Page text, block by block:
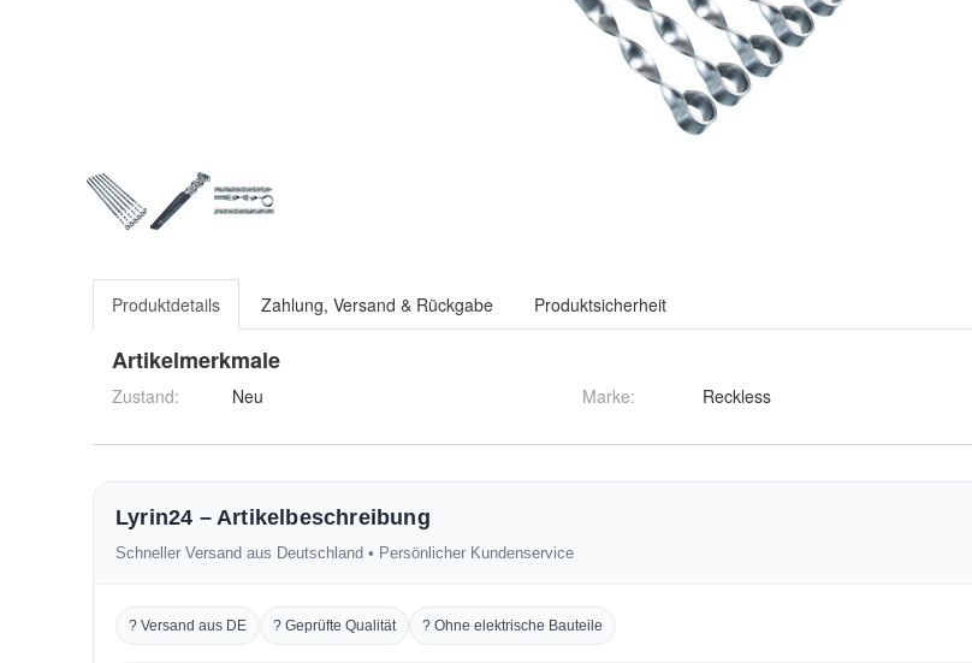
Produktdetails Zahlung, Versand & Rückgabe Produktsicherheit
Artikelmerkmale
Zustand: Neu Marke: Reckless